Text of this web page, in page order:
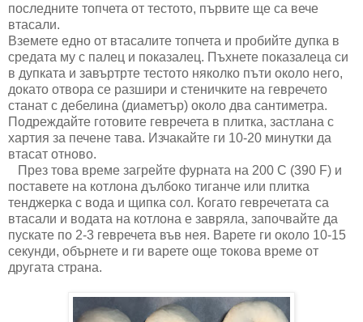
последните топчета от тестото, първите ще са вече
втасали.
Вземете едно от втасалите топчета и пробийте дупка в
средата му с палец и показалец. Пъхнете показалеца си
в дупката и завъртрте тестото няколко пъти около него,
докато отвора се разшири и стеничките на гевречето
станат с дебелина (диаметър) около два сантиметра.
Подреждайте готовите гевречета в плитка, застлана с
хартия за печене тава. Изчакайте ги 10-20 минутки да
втасат отново.
През това време загрейте фурната на 200 С (390 F) и
поставете на котлона дълбоко тиганче или плитка
тенджерка с вода и щипка сол. Когато гевречетата са
втасали и водата на котлона е завряла, започвайте да
пускате по 2-3 гевречета във нея. Варете ги около 10-15
секунди, обърнете и ги варете още токова време от
другата страна.